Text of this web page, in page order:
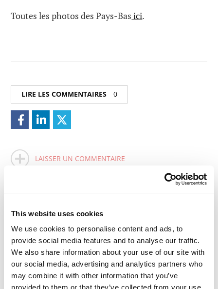
This website uses cookies
We use cookies to personalise content and ads, to
provide social media features and to analyse our traffic.
We also share information about your use of our site with
our social media, advertising and analytics partners who
may combine it with other information that you’ve
provided to them or that they’ve collected from your use
Toutes les photos des Pays-Bas ici.
LIRE LES COMMENTAIRES 0
LAISSER UN COMMENTAIRE